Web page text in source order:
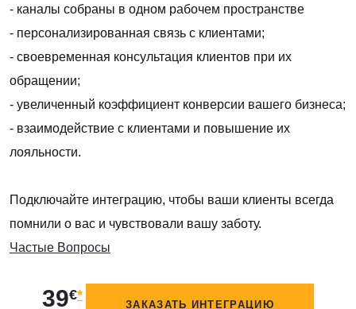
- каналы собраны в одном рабочем пространстве
- персонализированная связь с клиентами;
- своевременная консультация клиентов при их
обращении;
- увеличенный коэффициент конверсии вашего бизнеса;
- взаимодействие с клиентами и повышение их
лояльности.
Подключайте интеграцию, чтобы ваши клиенты всегда
помнили о вас и чувствовали вашу заботу.
Частые Вопросы
39€*
ЗАКАЗАТЬ ИНТЕГРАЦИЮ